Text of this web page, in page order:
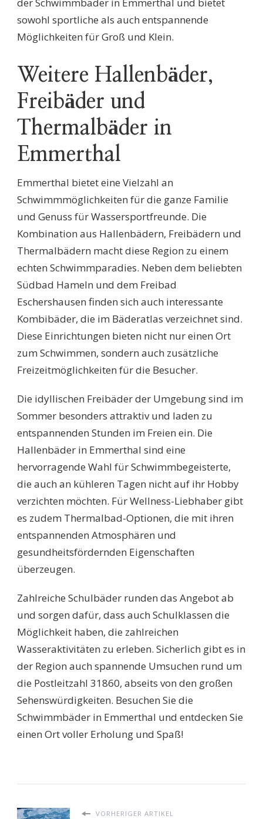
sowohl sportliche als auch entspannende
Möglichkeiten für Groß und Klein.
Weitere Hallenbäder,
Freibäder und
Thermalbäder in
Emmerthal
Emmerthal bietet eine Vielzahl an
Schwimmmöglichkeiten für die ganze Familie
und Genuss für Wassersportfreunde. Die
Kombination aus Hallenbädern, Freibädern und
Thermalbädern macht diese Region zu einem
echten Schwimmparadies. Neben dem beliebten
Südbad Hameln und dem Freibad
Eschershausen finden sich auch interessante
Kombibäder, die im Bäderatlas verzeichnet sind.
Diese Einrichtungen bieten nicht nur einen Ort
zum Schwimmen, sondern auch zusätzliche
Freizeitmöglichkeiten für die Besucher.
Die idyllischen Freibäder der Umgebung sind im
Sommer besonders attraktiv und laden zu
entspannenden Stunden im Freien ein. Die
Hallenbäder in Emmerthal sind eine
hervorragende Wahl für Schwimmbegeisterte,
die auch an kühleren Tagen nicht auf ihr Hobby
verzichten möchten. Für Wellness-Liebhaber gibt
es zudem Thermalbad-Optionen, die mit ihren
entspannenden Atmosphären und
gesundheitsfördernden Eigenschaften
überzeugen.
Zahlreiche Schulbäder runden das Angebot ab
und sorgen dafür, dass auch Schulklassen die
Möglichkeit haben, die zahlreichen
Wasseraktivitäten zu erleben. Sicherlich gibt es in
der Region auch spannende Umsuchen rund um
die Postleitzahl 31860, abseits von den großen
Sehenswürdigkeiten. Besuchen Sie die
Schwimmbäder in Emmerthal und entdecken Sie
einen Ort voller Erholung und Spaß!
VORHERIGER ARTIKEL